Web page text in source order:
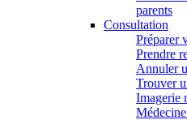
parents
Consultation
Préparer
Prendre
Annuler
Trouver
Imagerie